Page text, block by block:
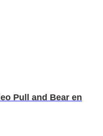
Pull and Bear en